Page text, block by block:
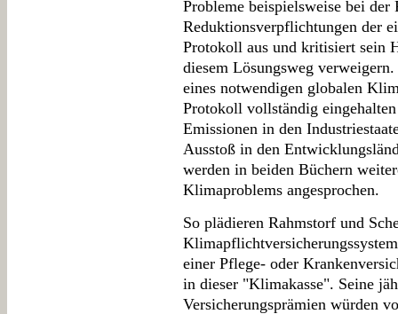
Probleme beispielsweise bei der
Reduktionsverpflichtungen der
Protokoll aus und kritisiert sein
diesem Lösungsweg
eines notwendigen globalen
Protokoll vollständig
Emissionen in den
Ausstoß in den
werden in beiden Büchern
Klimaproblems angesprochen.
So plädieren Rahmstorf und
einer Pflege- oder
in dieser "Klimakasse". Seine
Versicherungsprämien würden